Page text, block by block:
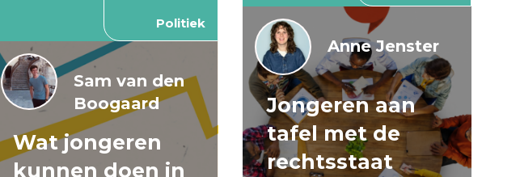
Politiek
Sam van den
Boogaard
Wat jongeren
kunnen doen in
Anne Jenster
Jongeren aan
tafel met de
rechtsstaat